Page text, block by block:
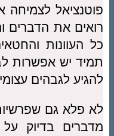
פוטנציאל לצמיחה
רואים את הדברים
כל העוונות
תמיד יש אפשרות
להגיע לגבהים
לא פלא גם
מדברים בדיוק